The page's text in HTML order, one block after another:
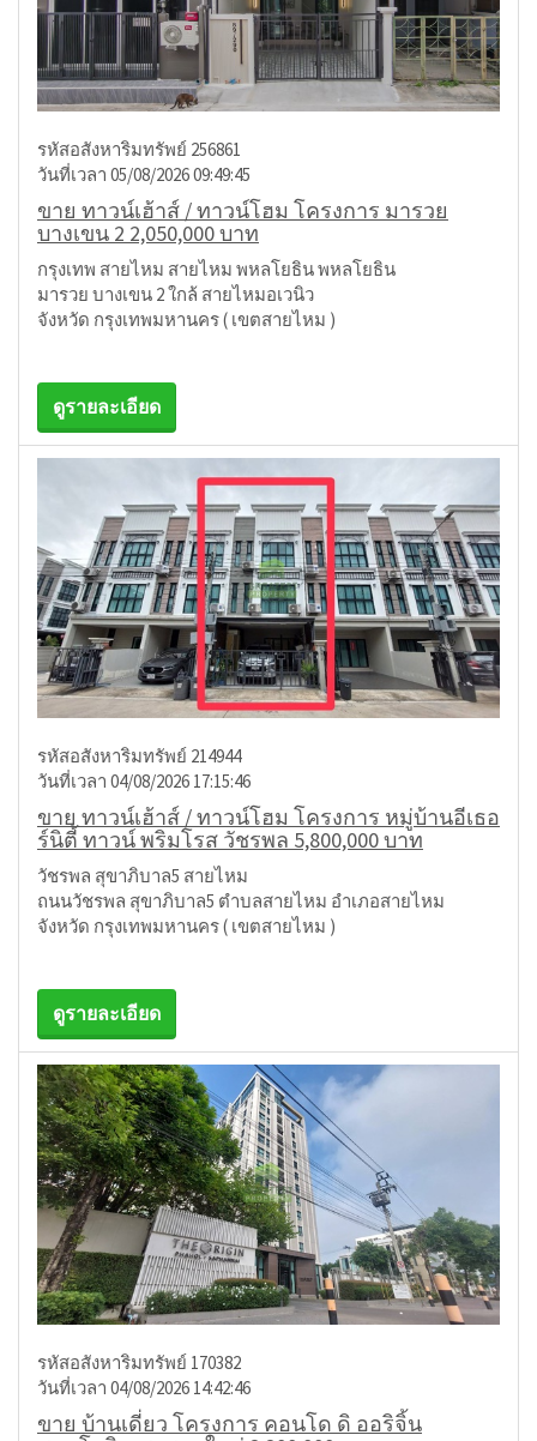
รหัสอสังหาริมทรัพย์ 256861
วันที่เวลา 05/08/2026 09:49:45
ขาย ทาวน์เฮ้าส์ / ทาวน์โฮม โครงการ มารวย
บางเขน 2 2,050,000 บาท
กรุงเทพ สายไหม สายไหม พหลโยธิน พหลโยธิน
มารวย บางเขน 2 ใกล้ สายไหมอเวนิว
จังหวัด กรุงเทพมหานคร ( เขตสายไหม )
ดูรายละเอียด
รหัสอสังหาริมทรัพย์ 214944
วันที่เวลา 04/08/2026 17:15:46
ขาย ทาวน์เฮ้าส์ / ทาวน์โฮม โครงการ หมู่บ้านอีเธอ
ร์นิตี้ ทาวน์ พริมโรส วัชรพล 5,800,000 บาท
วัชรพล สุขาภิบาล5 สายไหม
ถนนวัชรพล สุขาภิบาล5 ตำบลสายไหม อำเภอสายไหม
จังหวัด กรุงเทพมหานคร ( เขตสายไหม )
ดูรายละเอียด
รหัสอสังหาริมทรัพย์ 170382
วันที่เวลา 04/08/2026 14:42:46
ขาย บ้านเดี่ยว โครงการ คอนโด ดิ ออริจิ้น